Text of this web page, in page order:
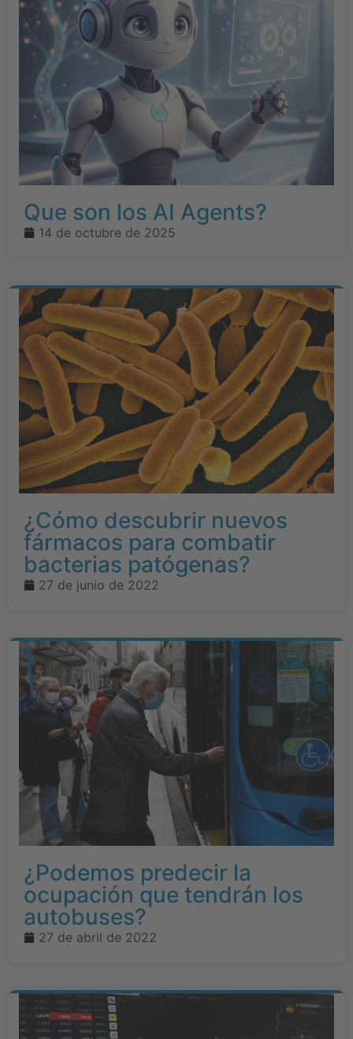
Que son los AI Agents?
14 de octubre de 2025
¿Cómo descubrir nuevos
fármacos para combatir
bacterias patógenas?
27 de junio de 2022
¿Podemos predecir la
ocupación que tendrán los
autobuses?
27 de abril de 2022